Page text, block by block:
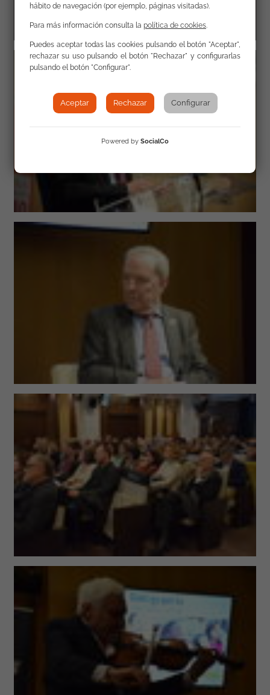
hábito de navegación (por ejemplo, páginas visitadas).
Para más información consulta la política de cookies.
Puedes aceptar todas las cookies pulsando el botón "Aceptar",
rechazar su uso pulsando el botón "Rechazar" y configurarlas
pulsando el botón "Configurar".
Aceptar Rechazar Configurar
Powered by SocialCo